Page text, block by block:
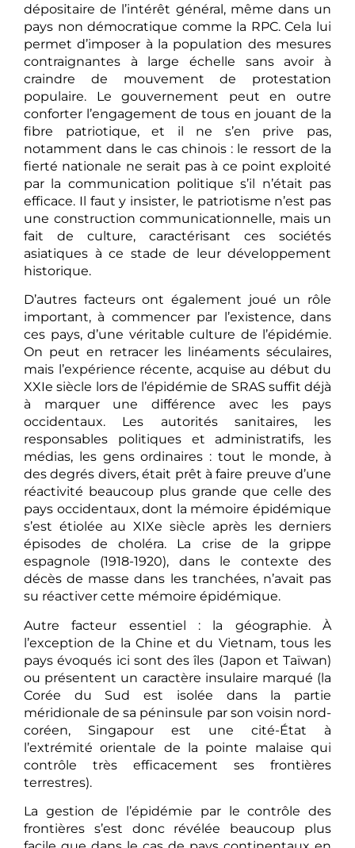
dépositaire de l’intérêt général, même dans un
pays non démocratique comme la RPC. Cela lui
permet d’imposer à la population des mesures
contraignantes à large échelle sans avoir à
craindre de mouvement de protestation
populaire. Le gouvernement peut en outre
conforter l’engagement de tous en jouant de la
fibre patriotique, et il ne s’en prive pas,
notamment dans le cas chinois : le ressort de la
fierté nationale ne serait pas à ce point exploité
par la communication politique s’il n’était pas
efficace. Il faut y insister, le patriotisme n’est pas
une construction communicationnelle, mais un
fait de culture, caractérisant ces sociétés
asiatiques à ce stade de leur développement
historique.
D’autres facteurs ont également joué un rôle
important, à commencer par l’existence, dans
ces pays, d’une véritable culture de l’épidémie.
On peut en retracer les linéaments séculaires,
mais l’expérience récente, acquise au début du
XXIe siècle lors de l’épidémie de SRAS suffit déjà
à marquer une différence avec les pays
occidentaux. Les autorités sanitaires, les
responsables politiques et administratifs, les
médias, les gens ordinaires : tout le monde, à
des degrés divers, était prêt à faire preuve d’une
réactivité beaucoup plus grande que celle des
pays occidentaux, dont la mémoire épidémique
s’est étiolée au XIXe siècle après les derniers
épisodes de choléra. La crise de la grippe
espagnole (1918-1920), dans le contexte des
décès de masse dans les tranchées, n’avait pas
su réactiver cette mémoire épidémique.
Autre facteur essentiel : la géographie. À
l’exception de la Chine et du Vietnam, tous les
pays évoqués ici sont des îles (Japon et Taïwan)
ou présentent un caractère insulaire marqué (la
Corée du Sud est isolée dans la partie
méridionale de sa péninsule par son voisin nord-
coréen, Singapour est une cité-État à
l’extrémité orientale de la pointe malaise qui
contrôle très efficacement ses frontières
terrestres).
La gestion de l’épidémie par le contrôle des
frontières s’est donc révélée beaucoup plus